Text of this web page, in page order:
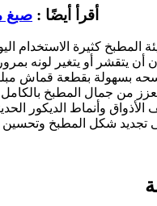
أقرأ أيضًا : صبغ
المطبخ كثيرة الاستخدام
أن يتقشر أو يتغير لونه
بسهولة بقطعة قماش
من جمال المطبخ
وأنماط الديكور
تجديد شكل المطبخ وتحسين